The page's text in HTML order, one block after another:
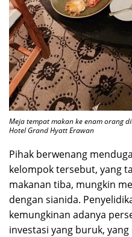
Meja tempat makan ke enam orang
Hotel Grand Hyatt Erawan
Pihak berwenang
kelompok tersebut, yang
makanan tiba, mungkin
dengan sianida.
kemungkinan adanya
investasi yang buruk,